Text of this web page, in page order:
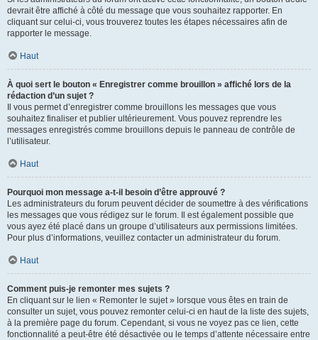
devrait être affiché à côté du message que vous souhaitez rapporter. En
cliquant sur celui-ci, vous trouverez toutes les étapes nécessaires afin de
rapporter le message.
Haut
À quoi sert le bouton « Enregistrer comme brouillon » affiché lors de la
rédaction d’un sujet ?
Il vous permet d’enregistrer comme brouillons les messages que vous
souhaitez finaliser et publier ultérieurement. Vous pouvez reprendre les
messages enregistrés comme brouillons depuis le panneau de contrôle de
l’utilisateur.
Haut
Pourquoi mon message a-t-il besoin d’être approuvé ?
Les administrateurs du forum peuvent décider de soumettre à des vérifications
les messages que vous rédigez sur le forum. Il est également possible que
vous ayez été placé dans un groupe d’utilisateurs aux permissions limitées.
Pour plus d’informations, veuillez contacter un administrateur du forum.
Haut
Comment puis-je remonter mes sujets ?
En cliquant sur le lien « Remonter le sujet » lorsque vous êtes en train de
consulter un sujet, vous pouvez remonter celui-ci en haut de la liste des sujets,
à la première page du forum. Cependant, si vous ne voyez pas ce lien, cette
fonctionnalité a peut-être été désactivée ou le temps d’attente nécessaire entre